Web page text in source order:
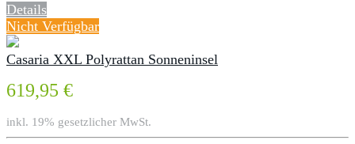
Details
Nicht Verfügbar
Casaria XXL Polyrattan Sonneninsel
619,95 €
inkl. 19% gesetzlicher MwSt.